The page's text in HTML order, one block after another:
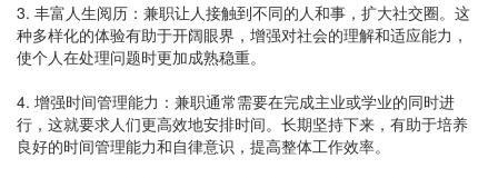
3. 丰富人生阅历：兼职让人接触到不同的人和事，扩大社交圈。这
种多样化的体验有助于开阔眼界，增强对社会的理解和适应能力，
使个人在处理问题时更加成熟稳重。
4. 增强时间管理能力：兼职通常需要在完成主业或学业的同时进
行，这就要求人们更高效地安排时间。长期坚持下来，有助于培养
良好的时间管理能力和自律意识，提高整体工作效率。